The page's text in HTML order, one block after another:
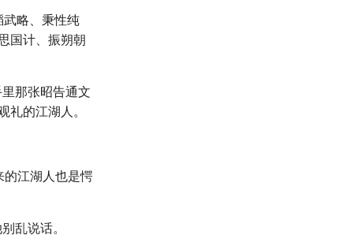
武略、秉性纯
国计、振朔朝
那张昭告通文
的江湖人。
的江湖人也是愕
乱说话。